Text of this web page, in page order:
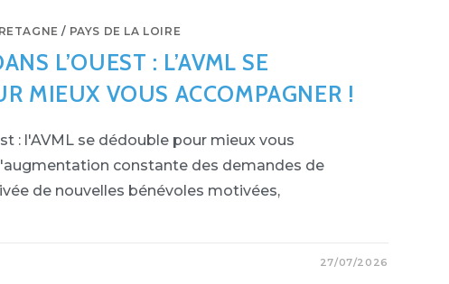
/ PAYS DE LA LOIRE
L’OUEST : L’AVML SE
MIEUX VOUS ACCOMPAGNER !
: l'AVML se dédouble pour mieux vous
constante des demandes de
de nouvelles bénévoles motivées,
27/07/2026